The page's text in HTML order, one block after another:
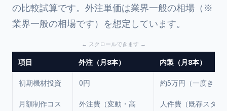
の比較試算です。外注単価は業界一般の相場（※
業界一般の相場です）を想定しています。
項目 外注（月8本） 内製（月8本）
初期機材投資 0円 約5万円（一度きり
月額制作コス
外注費（変動・高
人件費（既存スタッ